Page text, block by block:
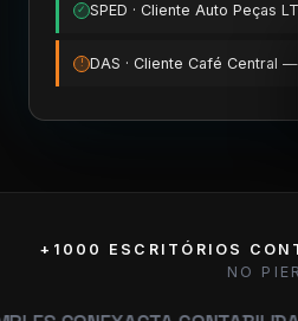
✓ SPED · Cliente Auto Peças
! DAS · Cliente Café Central —
+1000 ESCRITÓRIOS
NO PIER